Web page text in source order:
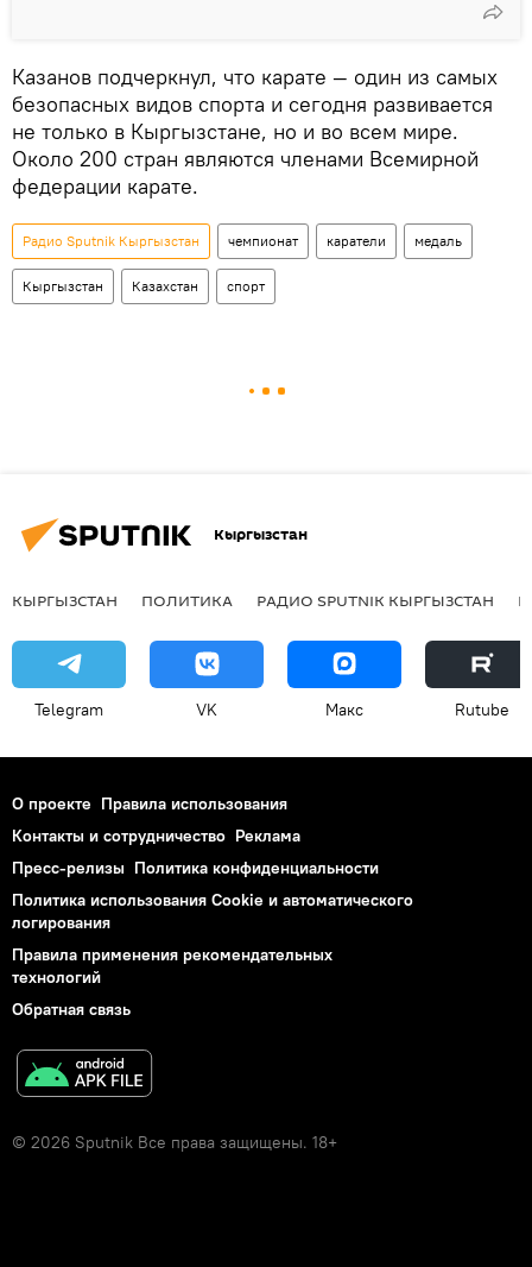
Казанов подчеркнул, что карате — один из самых
безопасных видов спорта и сегодня развивается
не только в Кыргызстане, но и во всем мире.
Около 200 стран являются членами Всемирной
федерации карате.
Радио Sputnik Кыргызстан чемпионат каратели медаль
Кыргызстан Казахстан спорт
Кыргызстан
КЫРГЫЗСТАН ПОЛИТИКА РАДИО SPUTNIK КЫРГЫЗСТАН
Telegram VK Макс Rutube
О проекте Правила использования
Контакты и сотрудничество Реклама
Пресс-релизы Политика конфиденциальности
Политика использования Cookie и автоматического
логирования
Правила применения рекомендательных
технологий
Обратная связь
© 2026 Sputnik Все права защищены. 18+